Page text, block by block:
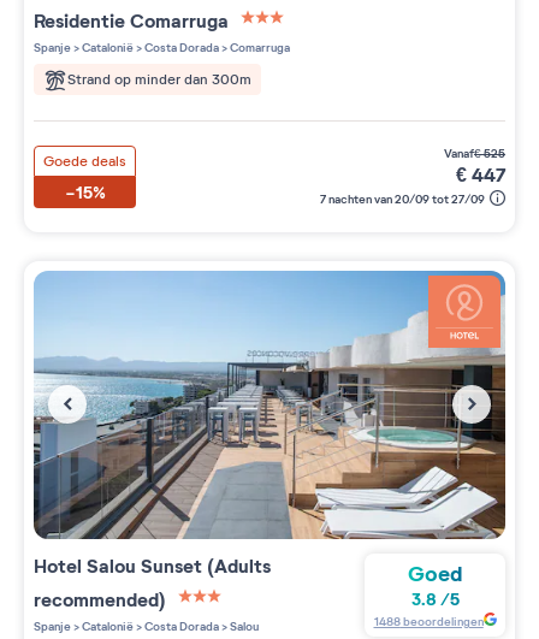
ResidentieComarruga
3 étoiles sur 5
Spanje>Catalonië>Costa Dorada>Comarruga
Strand op minder dan 300m
Goede deals
-15%
vanaf€525
€447
7 nachten van 20/09 tot 27/09
Hotel Salou Sunset (Adults
recommended)
3 étoiles sur 5
Spanje>Catalonië>Costa Dorada>Salou
Goed
3.8 /5
1488beoordelingen